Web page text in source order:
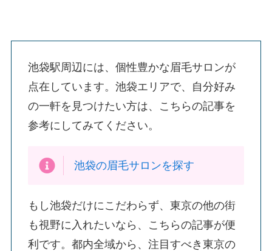
池袋駅周辺には、個性豊かな眉毛サロンが
点在しています。池袋エリアで、自分好み
の一軒を見つけたい方は、こちらの記事を
参考にしてみてください。
池袋の眉毛サロンを探す
もし池袋だけにこだわらず、東京の他の街
も視野に入れたいなら、こちらの記事が便
利です。都内全域から、注目すべき東京の